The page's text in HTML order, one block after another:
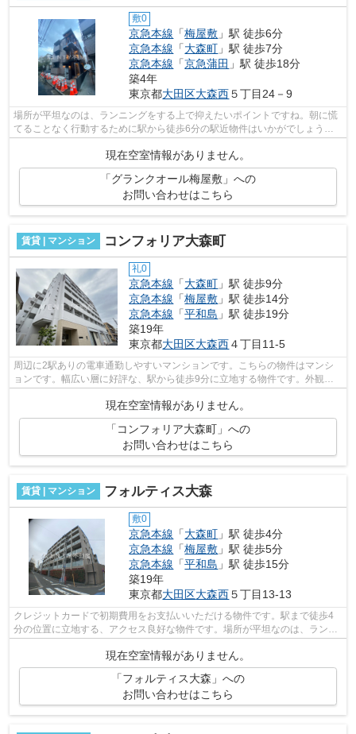
敷0
京急本線 「梅屋敷 」駅 徒歩6分
京急本線 「大森町 」駅 徒歩7分
京急本線 「京急蒲田 」駅 徒歩18分
築4年
東京都大田区大森西５丁目24－9
場所が平坦なのは、ランニングをする上で抑えたいポイントですね。朝に慌
てることなく行動するために駅から徒歩6分の駅近物件はいかがでしょう
現在空室情報がありません。
「グランクオール梅屋敷」への
お問い合わせはこちら
賃貸 | マンション コンフォリア大森町
礼0
京急本線 「大森町 」駅 徒歩9分
京急本線 「梅屋敷 」駅 徒歩14分
京急本線 「平和島 」駅 徒歩19分
築19年
東京都大田区大森西４丁目11-5
周辺に2駅ありの電車通勤しやすいマンションです。こちらの物件はマンシ
ョンです。幅広い層に好評な、駅から徒歩9分に立地する物件です。外観タ
現在空室情報がありません。
「コンフォリア大森町」への
お問い合わせはこちら
賃貸 | マンション フォルティス大森
敷0
京急本線 「大森町 」駅 徒歩4分
京急本線 「梅屋敷 」駅 徒歩5分
京急本線 「平和島 」駅 徒歩15分
築19年
東京都大田区大森西５丁目13-13
クレジットカードで初期費用をお支払いいただける物件です。駅まで徒歩4
分の位置に立地する、アクセス良好な物件です。場所が平坦なのは、ランニ
ングをする上で抑えたいポイントですね...
現在空室情報がありません。
「フォルティス大森」への
お問い合わせはこちら